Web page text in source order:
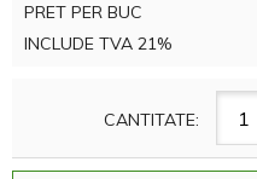
PRET PER BUC
INCLUDE TVA 21%
CANTITATE: